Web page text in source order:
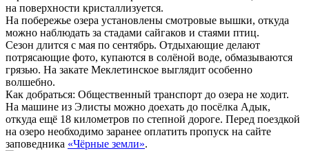
на поверхности кристаллизуется.
На побережье озера установлены смотровые вышки, откуда
можно наблюдать за стадами сайгаков и стаями птиц.
Сезон длится с мая по сентябрь. Отдыхающие делают
потрясающие фото, купаются в солёной воде, обмазываются
грязью. На закате Меклетинское выглядит особенно
волшебно.
Как добраться: Общественный транспорт до озера не ходит.
На машине из Элисты можно доехать до посёлка Адык,
откуда ещё 18 километров по степной дороге. Перед поездкой
на озеро необходимо заранее оплатить пропуск на сайте
заповедника «Чёрные земли».